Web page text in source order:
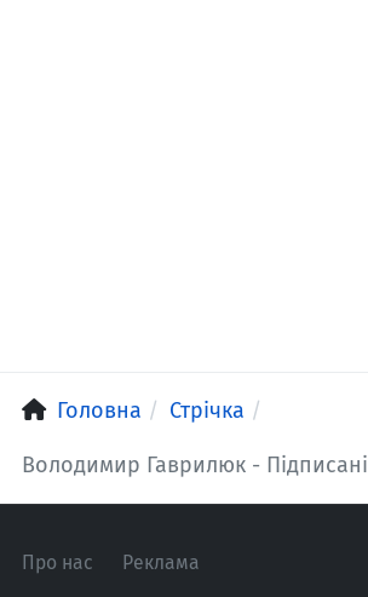
Головна Стрічка
Володимир Гаврилюк - Підписані
Про нас Реклама